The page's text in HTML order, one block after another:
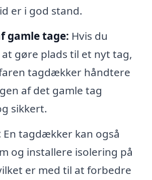
er i god stand.
gamle tage: Hvis du
gøre plads til et nyt tag,
tagdækker håndtere
af det gamle tag
sikkert.
En tagdækker kan også
og installere isolering på
er med til at forbedre